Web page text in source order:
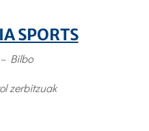
SPORTS
– Bilbo
zerbitzuak